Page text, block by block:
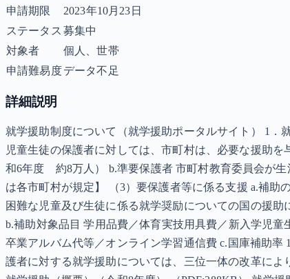
申請期限
2023年10月23日
ステータス 募集中
対象者
個人、世帯
申請難易度データ不足
詳細説明
就学援助制度について（就学援助ポータルサイト） 1．
児童生徒の保護者に対しては、市町村は、必要な援助
和6年度 約8万人） b.準要保護者 市町村教育委員会
は各市町村が規定】 （3）要保護者等に係る支援 a.補
困難な児童及び生徒に係る就学奨励についての国の援
b.補助対象品目 学用品費／体育実技用具費／新入学児
卒業アルバム代等／オンライン学習通信費 c.国庫補助
護者に対する就学援助については、三位一体の改革に